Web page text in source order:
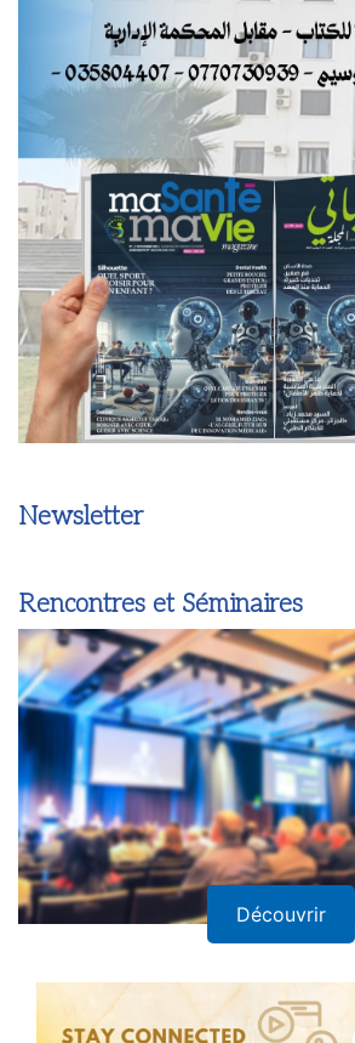
Newsletter
Rencontres et Séminaires
Découvrir